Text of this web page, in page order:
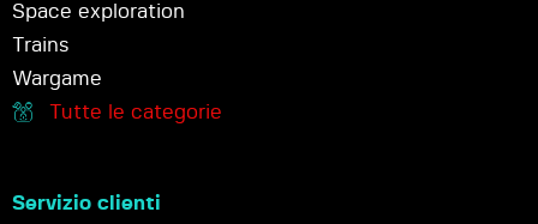
Space exploration
Trains
Wargame
Tutte le categorie
Servizio clienti